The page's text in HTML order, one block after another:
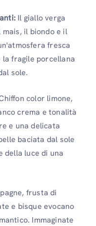
Il giallo verga
il biondo e il
fresca
la fragile porcellana
sole.
color limone,
crema e tonalità
e una delicata
baciata dal sole
della luce di una
frusta di
e bisque evocano
Immaginate